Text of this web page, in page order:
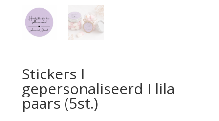
Stickers I
gepersonaliseerd I lila
paars (5st.)